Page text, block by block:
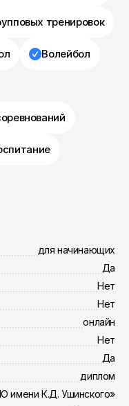
тренировок
Волейбол
для начинающих
Да
Нет
Нет
онлайн
Нет
Да
диплом
имени К.Д. Ушинского»